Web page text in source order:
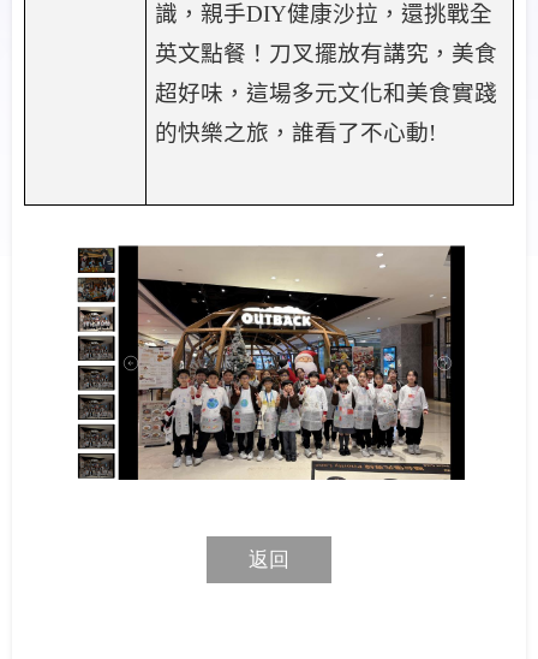
識，親手DIY健康沙拉，還挑戰全
英文點餐！刀叉擺放有講究，美食
超好味，這場多元文化和美食實踐
的快樂之旅，誰看了不心動!
返回